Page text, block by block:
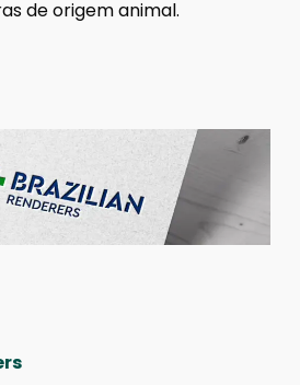
de origem animal.